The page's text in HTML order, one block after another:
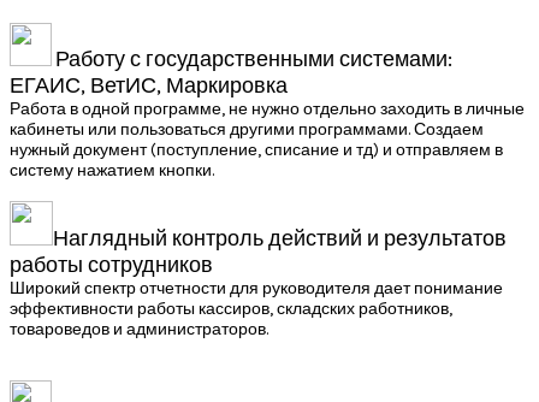
Работу с государственными системами:
ЕГАИС, ВетИС, Маркировка
Работа в одной программе, не нужно отдельно заходить в личные
кабинеты или пользоваться другими программами. Создаем
нужный документ (поступление, списание и тд) и отправляем в
систему нажатием кнопки.
Наглядный контроль действий и результатов
работы сотрудников
Широкий спектр отчетности для руководителя дает понимание
эффективности работы кассиров, складских работников,
товароведов и администраторов.